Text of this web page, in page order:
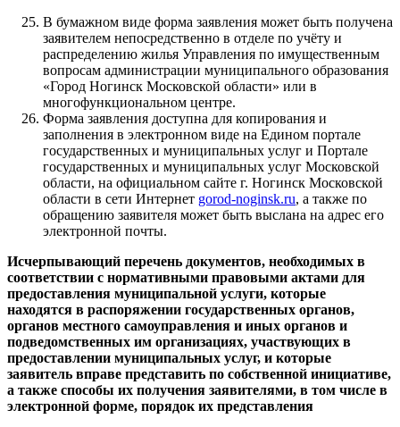
В бумажном виде форма заявления может быть получена
заявителем непосредственно в отделе по учёту и
распределению жилья Управления по имущественным
вопросам администрации муниципального образования
«Город Ногинск Московской области» или в
многофункциональном центре.
Форма заявления доступна для копирования и
заполнения в электронном виде на Едином портале
государственных и муниципальных услуг и Портале
государственных и муниципальных услуг Московской
области, на официальном сайте г. Ногинск Московской
области в сети Интернет gorod-noginsk.ru, а также по
обращению заявителя может быть выслана на адрес его
электронной почты.
Исчерпывающий перечень документов, необходимых в
соответствии с нормативными правовыми актами для
предоставления муниципальной услуги, которые
находятся в распоряжении государственных органов,
органов местного самоуправления и иных органов и
подведомственных им организациях, участвующих в
предоставлении муниципальных услуг, и которые
заявитель вправе представить по собственной инициативе,
а также способы их получения заявителями, в том числе в
электронной форме, порядок их представления